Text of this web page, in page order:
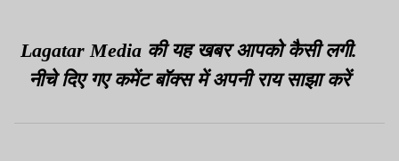
Lagatar Media की यह खबर आपको कैसी लगी.
नीचे दिए गए कमेंट बॉक्स में अपनी राय साझा करें